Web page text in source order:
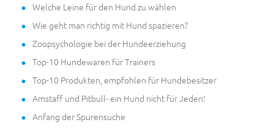
Welche Leine für den Hund zu wählen
Wie geht man richtig mit Hund spazieren?
Zoopsychologie bei der Hundeerziehung
Top-10 Hundewaren für Trainers
Top-10 Produkten, empfohlen für Hundebesitzer
Amstaff und Pitbull- ein Hund nicht für Jeden!
Anfang der Spurensuche